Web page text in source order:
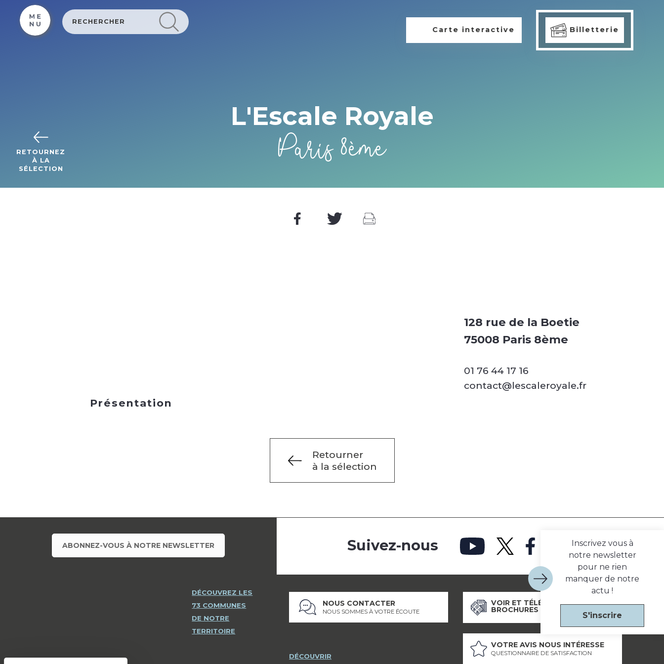
Carte interactive Billetterie
RETOURNEZ
À LA
SÉLECTION
L'Escale Royale
Paris 8ème
128 rue de la Boetie
75008 Paris 8ème
01 76 44 17 16
contact@lescaleroyale.fr
Présentation
Retourner
à la sélection
Inscrivez vous à
notre newsletter
pour ne rien
manquer de notre
actu !
S'inscrire
ABONNEZ-VOUS À NOTRE NEWSLETTER
DÉCOUVREZ LES
73 COMMUNES
DE NOTRE
TERRITOIRE
Suivez-nous
NOUS CONTACTER
NOUS SOMMES À VOTRE ÉCOUTE
DÉCOUVRIR
VOIR ET TÉLÉCHARGER NOS
BROCHURES
VOTRE AVIS NOUS INTÉRESSE
QUESTIONNAIRE DE SATISFACTION
Cookies management panel